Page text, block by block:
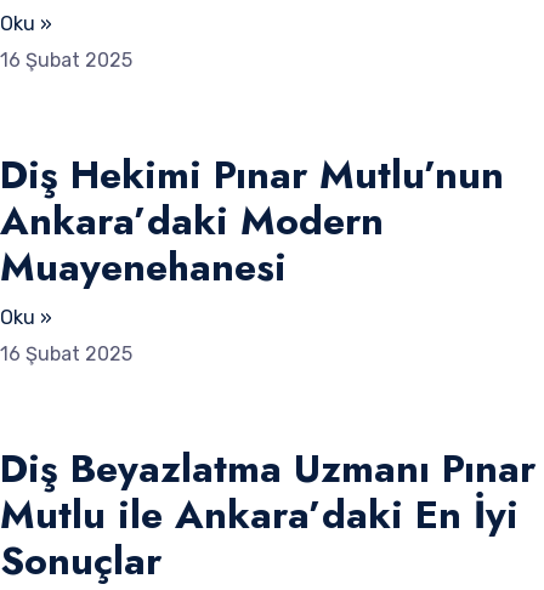
Oku »
16 Şubat 2025
Diş Hekimi Pınar Mutlu’nun
Ankara’daki Modern
Muayenehanesi
Oku »
16 Şubat 2025
Diş Beyazlatma Uzmanı Pınar
Mutlu ile Ankara’daki En İyi
Sonuçlar